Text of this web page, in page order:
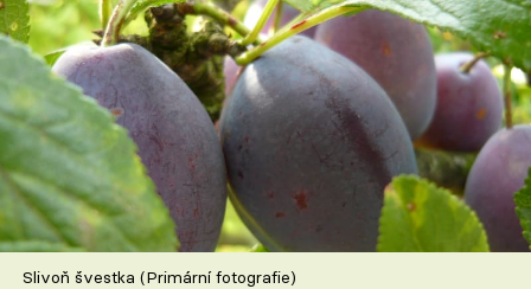
Témata
Recepty
Články
TV Program
Škola vaření
Slivoň švestka (Primární fotografie)